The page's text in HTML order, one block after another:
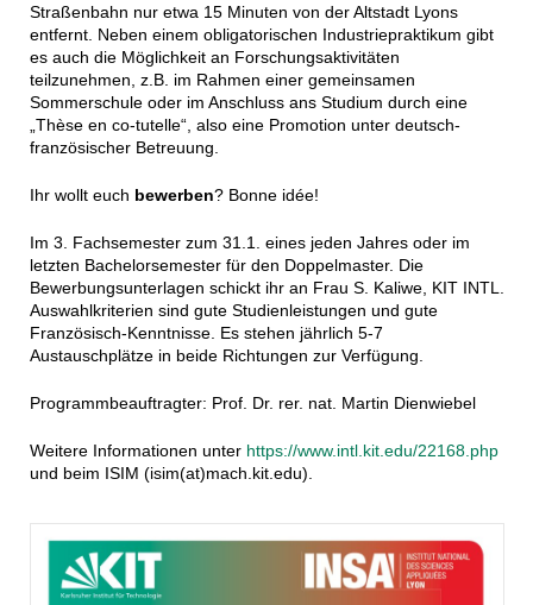
Straßenbahn nur etwa 15 Minuten von der Altstadt Lyons
entfernt. Neben einem obligatorischen Industriepraktikum gibt
es auch die Möglichkeit an Forschungsaktivitäten
teilzunehmen, z.B. im Rahmen einer gemeinsamen
Sommerschule oder im Anschluss ans Studium durch eine
„Thèse en co-tutelle“, also eine Promotion unter deutsch-
französischer Betreuung.
Ihr wollt euch bewerben? Bonne idée!
Im 3. Fachsemester zum 31.1. eines jeden Jahres oder im
letzten Bachelorsemester für den Doppelmaster. Die
Bewerbungsunterlagen schickt ihr an Frau S. Kaliwe, KIT INTL.
Auswahlkriterien sind gute Studienleistungen und gute
Französisch-Kenntnisse. Es stehen jährlich 5-7
Austauschplätze in beide Richtungen zur Verfügung.
Programmbeauftragter: Prof. Dr. rer. nat. Martin Dienwiebel
Weitere Informationen unter https://www.intl.kit.edu/22168.php
und beim ISIM (isim(at)mach.kit.edu).